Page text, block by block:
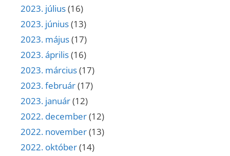
2023. július(16)
2023. június(13)
2023. május(17)
2023. április(16)
2023. március(17)
2023. február(17)
2023. január(12)
2022. december(12)
2022. november(13)
2022. október(14)